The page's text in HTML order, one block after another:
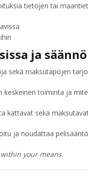
tietojen tai
ja
sekä maksutapojen
toiminta ja
kattavat sekä
ja noudattaa
your means.